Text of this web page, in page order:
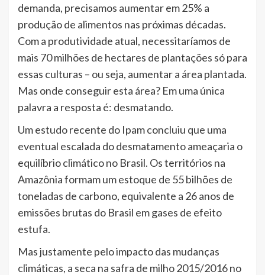
demanda, precisamos aumentar em 25% a
produção de alimentos nas próximas décadas.
Com a produtividade atual, necessitaríamos de
mais 70 milhões de hectares de plantações só para
essas culturas – ou seja, aumentar a área plantada.
Mas onde conseguir esta área? Em uma única
palavra a resposta é: desmatando.
Um estudo recente do Ipam concluiu que uma
eventual escalada do desmatamento ameaçaria o
equilíbrio climático no Brasil. Os territórios na
Amazônia formam um estoque de 55 bilhões de
toneladas de carbono, equivalente a 26 anos de
emissões brutas do Brasil em gases de efeito
estufa.
Mas justamente pelo impacto das mudanças
climáticas, a seca na safra de milho 2015/2016 no